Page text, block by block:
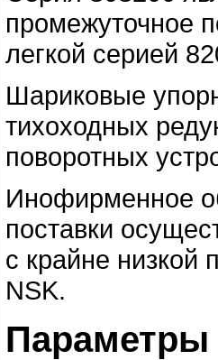
промежуточное
легкой серией
Шариковые
тихоходных
поворотных
Инофирменное
поставки
с крайне низкой
NSK.
Параметры